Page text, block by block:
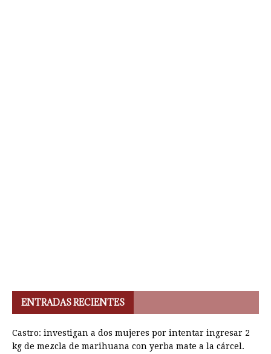
ENTRADAS RECIENTES
Castro: investigan a dos mujeres por intentar ingresar 2
kg de mezcla de marihuana con yerba mate a la cárcel.